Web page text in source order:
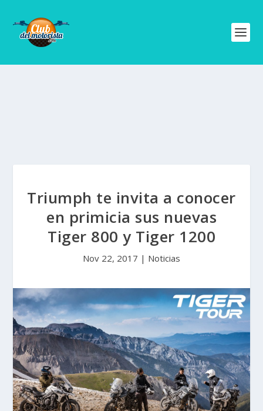
Triumph te invita a conocer
en primicia sus nuevas
Tiger 800 y Tiger 1200
Nov 22, 2017 | Noticias